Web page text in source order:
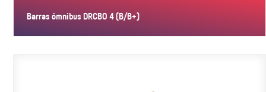
Barras ómnibus DRCBO 4 (B/B+)
Barras ómnibus DRCBO 4 (B/B+)